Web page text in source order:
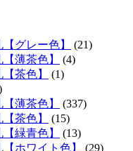
グレー色】
(21)
薄茶色】
(4)
茶色】
(1)
薄茶色】
(337)
茶色】
(15)
緑青色】
(13)
ホワイト色】
(29)